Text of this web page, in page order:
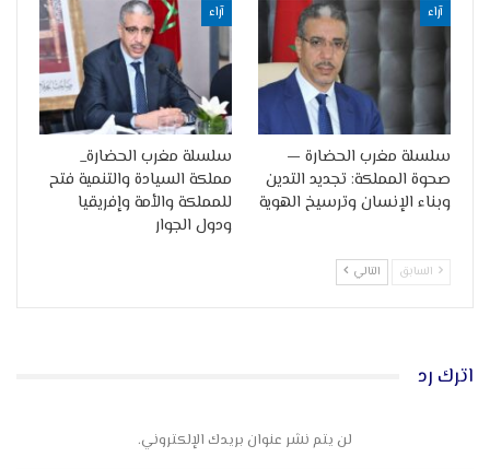
آراء
سلسلة مغرب الحضارة —
صحوة المملكة: تجديد التدين
وبناء الإنسان وترسيخ الهوية
آراء
سلسلة مغرب الحضارة_
مملكة السيادة والتنمية فتح
للمملكة والأمة وإفريقيا
ودول الجوار
السابق التالي
اترك رد
لن يتم نشر عنوان بريدك الإلكتروني.